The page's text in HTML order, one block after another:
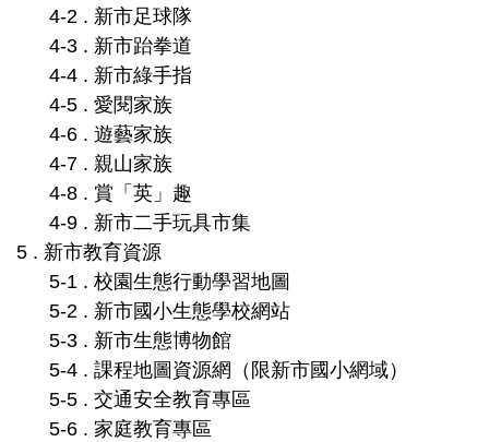
4-2 . 新市足球隊
4-3 . 新市跆拳道
4-4 . 新市綠手指
4-5 . 愛閱家族
4-6 . 遊藝家族
4-7 . 親山家族
4-8 . 賞「英」趣
4-9 . 新市二手玩具市集
5 . 新市教育資源
5-1 . 校園生態行動學習地圖
5-2 . 新市國小生態學校網站
5-3 . 新市生態博物館
5-4 . 課程地圖資源網（限新市國小網域）
5-5 . 交通安全教育專區
5-6 . 家庭教育專區